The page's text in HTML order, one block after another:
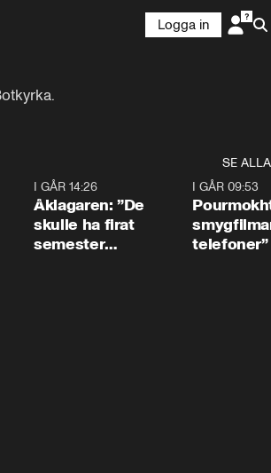
Logga in
SE ALLA
I GÅR 14:26
Åklagaren: ”De
skulle ha firat
semester
I GÅR 09:53
telefoner”